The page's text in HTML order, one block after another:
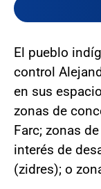
El pueblo
control
en sus
zonas de
Farc; zonas
interés de
(zidres); o